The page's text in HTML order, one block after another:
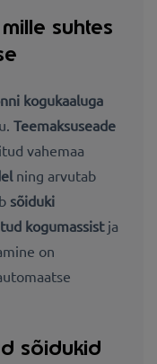
suhtes
kogukaaluga
Teemaksuseade
vahemaa
ning arvutab
sõiduki
kogumassist ja
on
sõidukid